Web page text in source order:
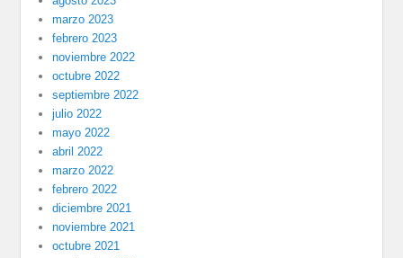
marzo 2023
febrero 2023
noviembre 2022
octubre 2022
septiembre 2022
julio 2022
mayo 2022
abril 2022
marzo 2022
febrero 2022
diciembre 2021
noviembre 2021
octubre 2021